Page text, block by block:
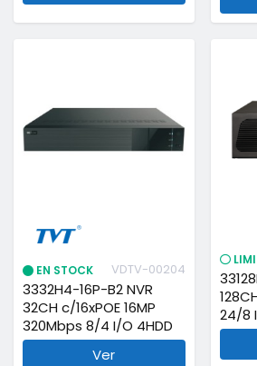
EN STOCK VDTV-00204
3332H4-16P-B2 NVR
32CH c/16xPOE 16MP
320Mbps 8/4 I/O 4HDD
Ver
24/8